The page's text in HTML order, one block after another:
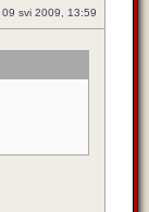
09 svi 2009, 13:59